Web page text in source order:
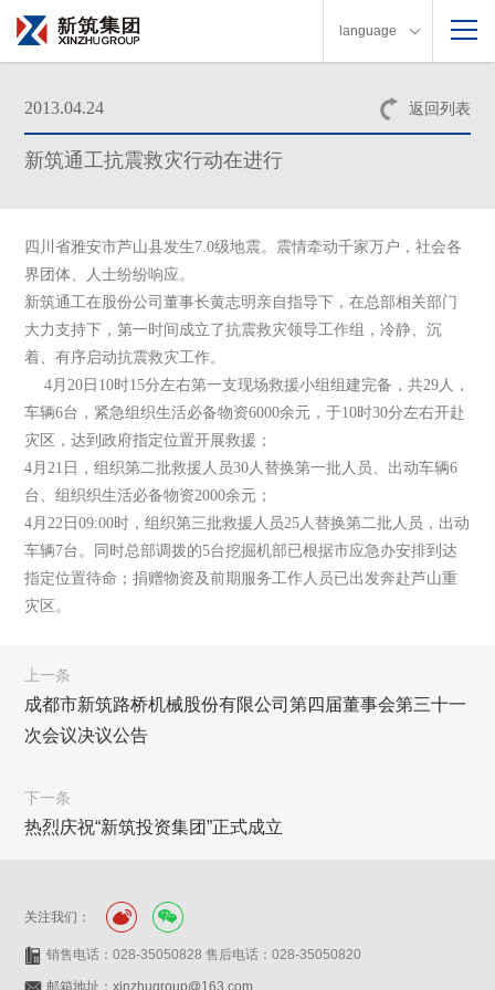
language
返回列表
2013.04.24
新筑通工抗震救灾行动在进行
四川省雅安市芦山县发生7.0级地震。震情牵动千家万户，社会各
界团体、人士纷纷响应。
新筑通工在股份公司董事长黄志明亲自指导下，在总部相关部门
大力支持下，第一时间成立了抗震救灾领导工作组，冷静、沉
着、有序启动抗震救灾工作。
4月20日10时15分左右第一支现场救援小组组建完备，共29人，
车辆6台，紧急组织生活必备物资6000余元，于10时30分左右开赴
灾区，达到政府指定位置开展救援；
4月21日，组织第二批救援人员30人替换第一批人员、出动车辆6
台、组织织生活必备物资2000余元；
4月22日09:00时，组织第三批救援人员25人替换第二批人员，出动
车辆7台。同时总部调拨的5台挖掘机部已根据市应急办安排到达
指定位置待命；捐赠物资及前期服务工作人员已出发奔赴芦山重
灾区。
上一条
成都市新筑路桥机械股份有限公司第四届董事会第三十一
次会议决议公告
下一条
热烈庆祝“新筑投资集团”正式成立
关注我们：
销售电话：028-35050828 售后电话：028-35050820
邮箱地址：xinzhugroup@163.com